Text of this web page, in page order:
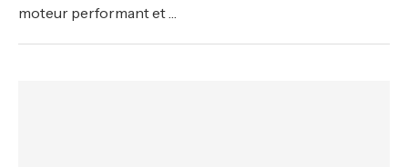
moteur performant et …